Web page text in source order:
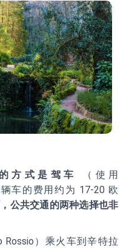
方式是驾车
（使用
车的费用约为 17-20 欧
公共交通的两种选择也非
Rossio）乘火车到辛特拉